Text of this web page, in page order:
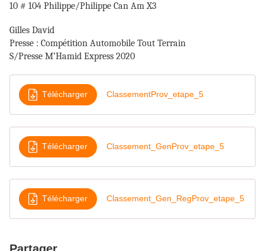
10 # 104 Philippe/Philippe Can Am X3
Gilles David
Presse : Compétition Automobile Tout Terrain
S/Presse M’Hamid Express 2020
Télécharger ClassementProv_etape_5
Télécharger Classement_GenProv_etape_5
Télécharger Classement_Gen_RegProv_etape_5